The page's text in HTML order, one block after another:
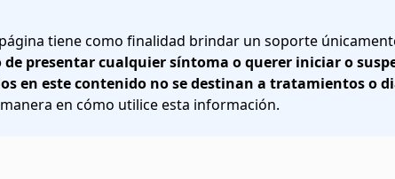
tiene como finalidad brindar un soporte
de presentar cualquier síntoma o querer iniciar o
en este contenido no se destinan a tratamientos o
en cómo utilice esta información.